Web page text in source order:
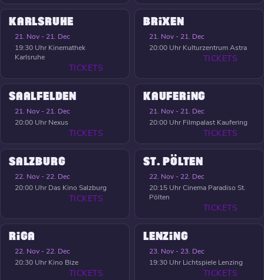
KARLSRUHE
21. Nov - 21. Dec
19:30 Uhr Kinemathek
Karlsruhe
TICKETS
BRIXEN
21. Nov - 21. Dec
20:00 Uhr Kulturzentrum Astra
TICKETS
SAALFELDEN
21. Nov - 21. Dec
20:00 Uhr Nexus
TICKETS
KAUFERING
21. Nov - 21. Dec
20:00 Uhr Filmpalast Kaufering
TICKETS
SALZBURG
22. Nov - 22. Dec
20:00 Uhr Das Kino Salzburg
TICKETS
ST. PÖLTEN
22. Nov - 22. Dec
20:15 UhrCinema Paradiso St.
Pölten
TICKETS
RIGA
22. Nov - 22. Dec
20:30 Uhr Kino Bize
TICKETS
LENZING
23. Nov - 23. Dec
19:30 Uhr Lichtspiele Lenzing
TICKETS